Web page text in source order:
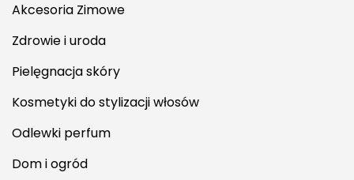
Akcesoria Zimowe
Zdrowie i uroda
Pielęgnacja skóry
Kosmetyki do stylizacji włosów
Odlewki perfum
Dom i ogród